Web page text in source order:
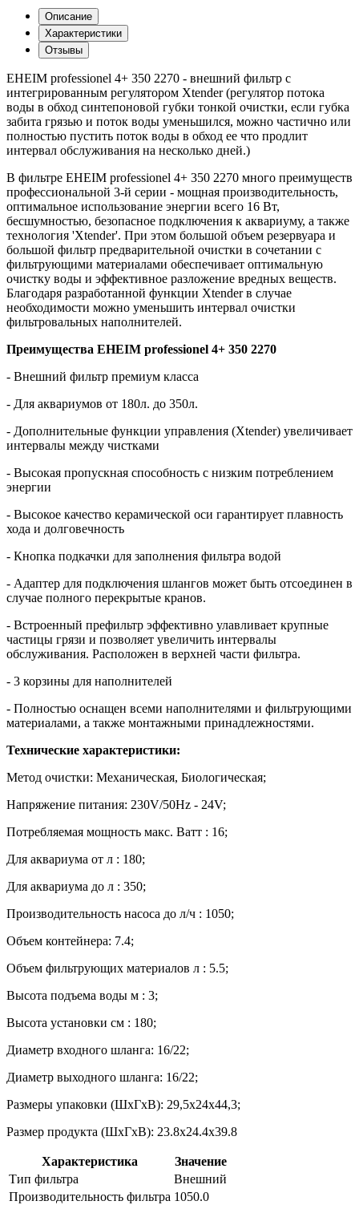
Описание
Характеристики
Отзывы
EHEIM professionel 4+ 350 2270 - внешний фильтр с
интегрированным регулятором Xtender (регулятор потока
воды в обход синтепоновой губки тонкой очистки, если губка
забита грязью и поток воды уменьшился, можно частично или
полностью пустить поток воды в обход ее что продлит
интервал обслуживания на несколько дней.)
В фильтре EHEIM professionel 4+ 350 2270 много преимуществ
профессиональной 3-й серии - мощная производительность,
оптимальное использование энергии всего 16 Вт,
бесшумностью, безопасное подключения к аквариуму, а также
технология 'Xtender'. При этом большой объем резервуара и
большой фильтр предварительной очистки в сочетании с
фильтрующими материалами обеспечивает оптимальную
очистку воды и эффективное разложение вредных веществ.
Благодаря разработанной функции Xtender в случае
необходимости можно уменьшить интервал очистки
фильтровальных наполнителей.
Преимущества EHEIM professionel 4+ 350 2270
- Внешний фильтр премиум класса
- Для аквариумов от 180л. до 350л.
- Дополнительные функции управления (Xtender) увеличивает
интервалы между чистками
- Высокая пропускная способность с низким потреблением
энергии
- Высокое качество керамической оси гарантирует плавность
хода и долговечность
- Кнопка подкачки для заполнения фильтра водой
- Адаптер для подключения шлангов может быть отсоединен в
случае полного перекрытые кранов.
- Встроенный префильтр эффективно улавливает крупные
частицы грязи и позволяет увеличить интервалы
обслуживания. Расположен в верхней части фильтра.
- 3 корзины для наполнителей
- Полностью оснащен всеми наполнителями и фильтрующими
материалами, а также монтажными принадлежностями.
Технические характеристики:
Метод очистки: Механическая, Биологическая;
Напряжение питания: 230V/50Hz - 24V;
Потребляемая мощность макс. Ватт : 16;
Для аквариума от л : 180;
Для аквариума до л : 350;
Производительность насоса до л/ч : 1050;
Объем контейнера: 7.4;
Объем фильтрующих материалов л : 5.5;
Высота подъема воды м : 3;
Высота установки см : 180;
Диаметр входного шланга: 16/22;
Диаметр выходного шланга: 16/22;
Размеры упаковки (ШхГхВ): 29,5х24х44,3;
Размер продукта (ШхГхВ): 23.8х24.4х39.8
Характеристика
Значение
Тип фильтра
Внешний
Производительность фильтра 1050.0